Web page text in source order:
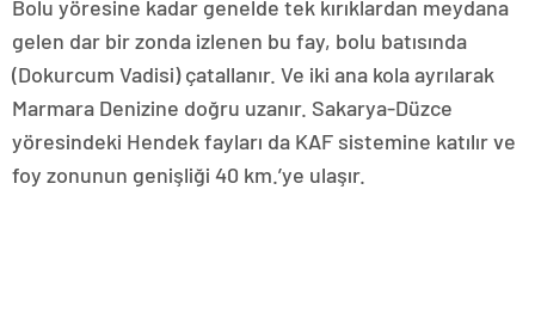
Bolu yöresine kadar genelde tek kırıklardan meydana
gelen dar bir zonda izlenen bu fay, bolu batısında
(Dokurcum Vadisi) çatallanır. Ve iki ana kola ayrılarak
Marmara Denizine doğru uzanır. Sakarya-Düzce
yöresindeki Hendek fayları da KAF sistemine katılır ve
foy zonunun genişliği 40 km.’ye ulaşır.